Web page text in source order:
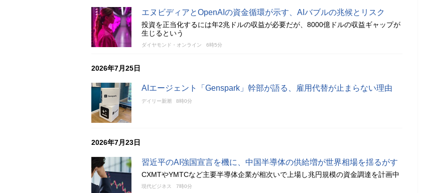
エヌビディアとOpenAIの資金循環が示す、AIバブルの兆候とリスク
投資を正当化するには年2兆ドルの収益が必要だが、8000億ドルの収益ギャップが
生じるという
ダイヤモンド・オンライン 6時5分
2026年7月25日
AIエージェント「Genspark」幹部が語る、雇用代替が止まらない理由
デイリー新潮 8時0分
2026年7月23日
習近平のAI強国宣言を機に、中国半導体の供給増が世界相場を揺るがす
CXMTやYMTCなど主要半導体企業が相次いで上場し兆円規模の資金調達を計画中
現代ビジネス 7時0分